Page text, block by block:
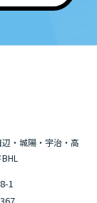
・城陽・宇治・高
1